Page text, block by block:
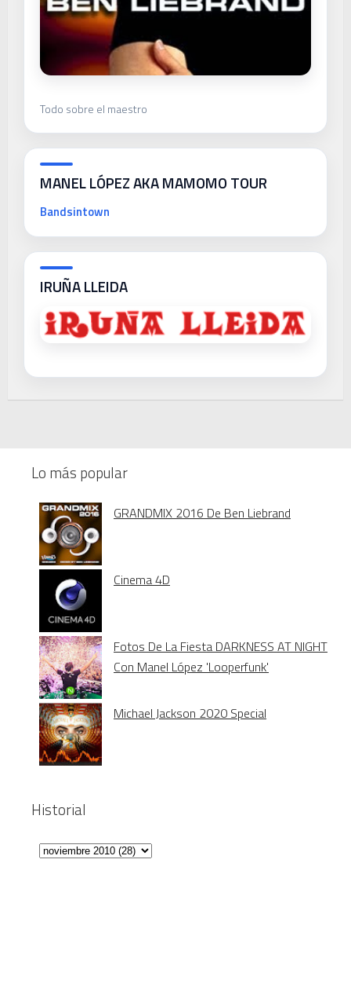
Todo sobre el maestro
MANEL LÓPEZ AKA MAMOMO TOUR
Bandsintown
IRUÑA LLEIDA
Lo más popular
GRANDMIX 2016 De Ben Liebrand
Cinema 4D
Fotos De La Fiesta DARKNESS AT NIGHT
Con Manel López 'Looperfunk'
Michael Jackson 2020 Special
Historial